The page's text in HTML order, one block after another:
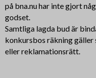
på bna.nu har inte gjort
godset.
Samtliga lagda bud är
konkursbos räkning
eller reklamationsrätt.